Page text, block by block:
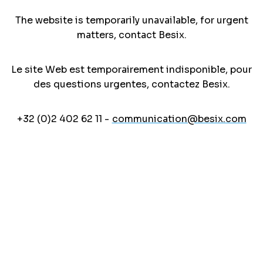
The website is temporarily unavailable, for urgent
matters, contact Besix.
Le site Web est temporairement indisponible, pour
des questions urgentes, contactez Besix.
+32 (0)2 402 62 11 - communication@besix.com